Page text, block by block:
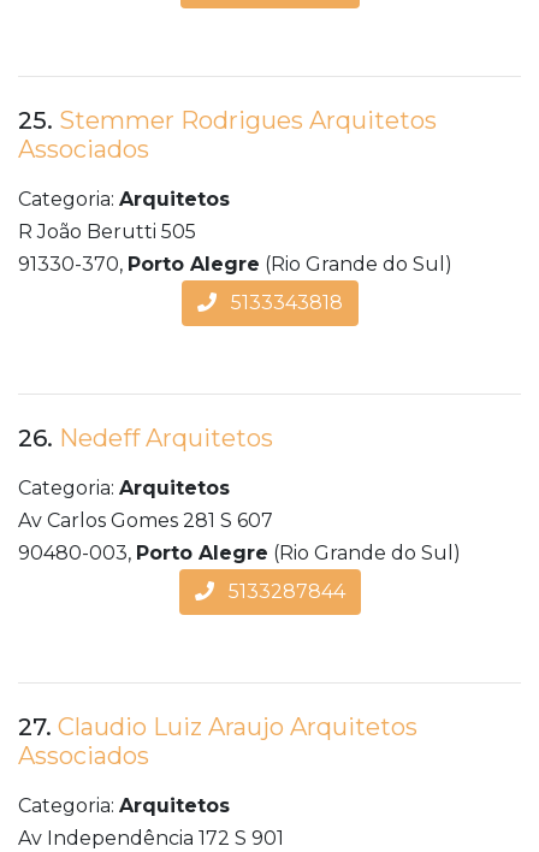
25. Stemmer Rodrigues Arquitetos
Associados
Categoria: Arquitetos
R João Berutti 505
91330-370, Porto Alegre (Rio Grande do Sul)
5133343818
26. Nedeff Arquitetos
Categoria: Arquitetos
Av Carlos Gomes 281 S 607
90480-003, Porto Alegre (Rio Grande do Sul)
5133287844
27. Claudio Luiz Araujo Arquitetos
Associados
Categoria: Arquitetos
Av Independência 172 S 901